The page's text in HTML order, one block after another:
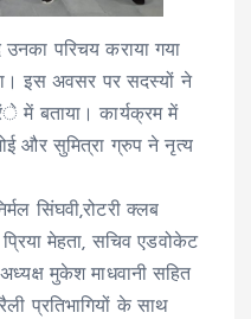
उनका परिचय कराया गया
इस अवसर पर सदस्यों ने
बताया। कार्यक्रम में
और सुमित्रा ग्रुप ने नृत्य
सिंघवी,रोटरी क्लब
मेहता, सचिव एडवोकेट
मुकेश माधवानी सहित
प्रतिभागियों के साथ